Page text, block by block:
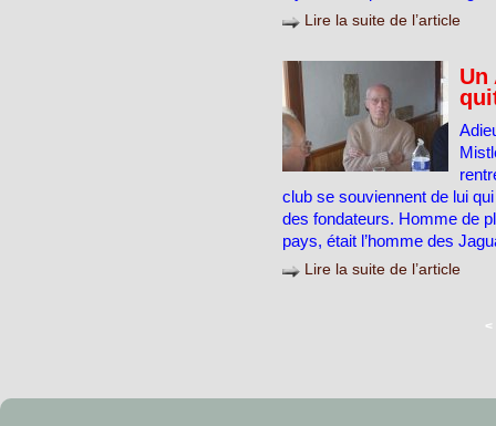
Lire la suite de l’article
Un
club se souviennent de lui
des fondateurs. Homme de
pays, était l’homme des
Lire la suite de l’article
<